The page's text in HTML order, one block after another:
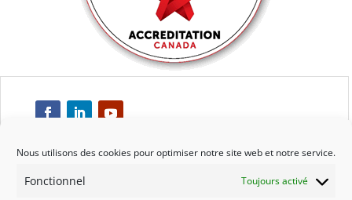
Nous utilisons des cookies pour optimiser notre site web et notre service.
Fonctionnel Toujours activé
Respect